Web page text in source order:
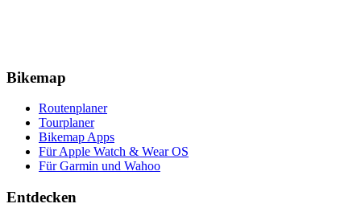
Bikemap
Routenplaner
Tourplaner
Bikemap Apps
Für Apple Watch & Wear OS
Für Garmin und Wahoo
Entdecken